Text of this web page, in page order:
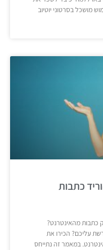
מושכל בסרטוני יוטיוב
כתבות
כתבות מהאינטרנט?
עליכם? הכירו את
במאמר זה נתייחס